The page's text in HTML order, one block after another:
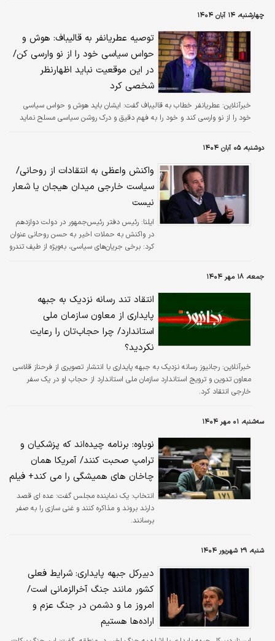
چهارشنبه، ۱۴ آبان ۱۴۰۴
توصیه عطریانفر به قالیباف: هوش و
حواس سیاسی خود را از نو وارسی کن/
در این موقعیت نباید اظهارنظر
شخصی کرد
خبرآنلاین: عطریانفر خطاب به قالیباف گفت: ایشان باید هوش و حواس سیاسی
خود را از نو وارسی کند و خود را به فهم دقیق و درک روشن سیاسی مسلح نماید
دوشنبه، ۰۵ آبان ۱۴۰۴
واکنش واعظی به انتقادات از روحانی/
سیاست خارجی میدان هیجان یا شعار
نیست
ایلنا: رئیس دفتر رئیس‌جمهور در دولت دوازدهم
در واکنش به حملات اخیر به حسن روحانی عنوان
کرد: برخی جریان‌های سیاسی، به‌ویژه از طیف تندرو
جمعه، ۱۸ مهر ۱۴۰۴
انتقاد تند رسانه نزدیک به جبهه
پایداری از معاون سازمان ملی
استاندارد/ چرا حجاب‌تان را رعایت
نکردید؟
خبرآنلاین: رجانیوز رسانه نزدیک به جبهه پایداری با انتشار تصویری از فرحناز قلاسی
معاون تدوین و ترویج استاندارد سازمان ملی استاندارد از حجاب او در یک سفر
خارجی انتقاد کرد.
سه‌شنبه، ۰۱ مهر ۱۴۰۴
نوباوه: برنامه چیده‌اند که پزشکیان و
ترامپ صحبت کنند/ آمریکا همان
چاخان های همیشگی را می کند+ فیلم
انتخاب: یک نماینده مجلس گفت: عده ای قصد
دارند بروند و مذاکره کنند و غنی سازی را به صفر
برسانند.
شنبه، ۲۹ شهریور ۱۴۰۴
دبیرکل جبهه پایداری: شرایط فعلی
کشور مانند جنگ آخرالزمانی است/
امروز ما و دشمن در جنگ عزم و
اراده‌ها هستیم